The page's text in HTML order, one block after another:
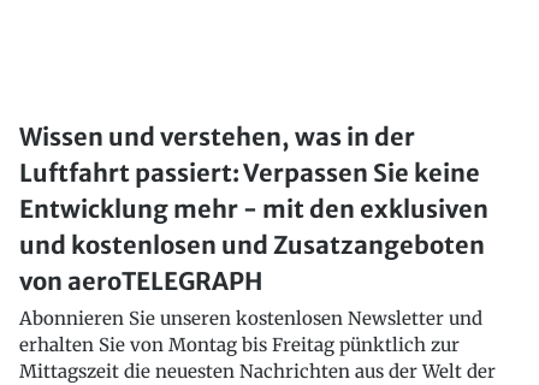
Wissen und verstehen, was in der
Luftfahrt passiert: Verpassen Sie keine
Entwicklung mehr - mit den exklusiven
und kostenlosen und Zusatzangeboten
von aeroTELEGRAPH
Abonnieren Sie unseren kostenlosen Newsletter und
erhalten Sie von Montag bis Freitag pünktlich zur
Mittagszeit die neuesten Nachrichten aus der Welt der